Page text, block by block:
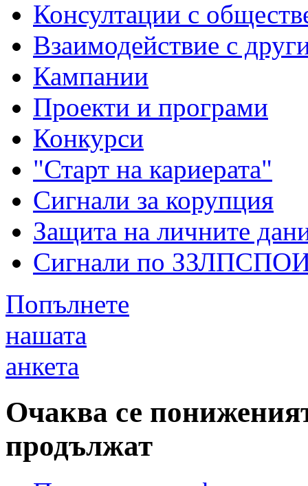
Консултации с
Взаимодействие с
Кампании
Проекти и програми
Конкурси
"Старт на кариерата"
Сигнали за корупция
Защита на личните
Сигнали по
Попълнете
нашата
анкета
Очаква се
продължат